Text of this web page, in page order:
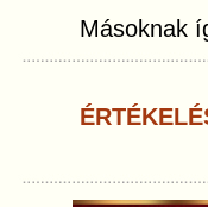
Másoknak